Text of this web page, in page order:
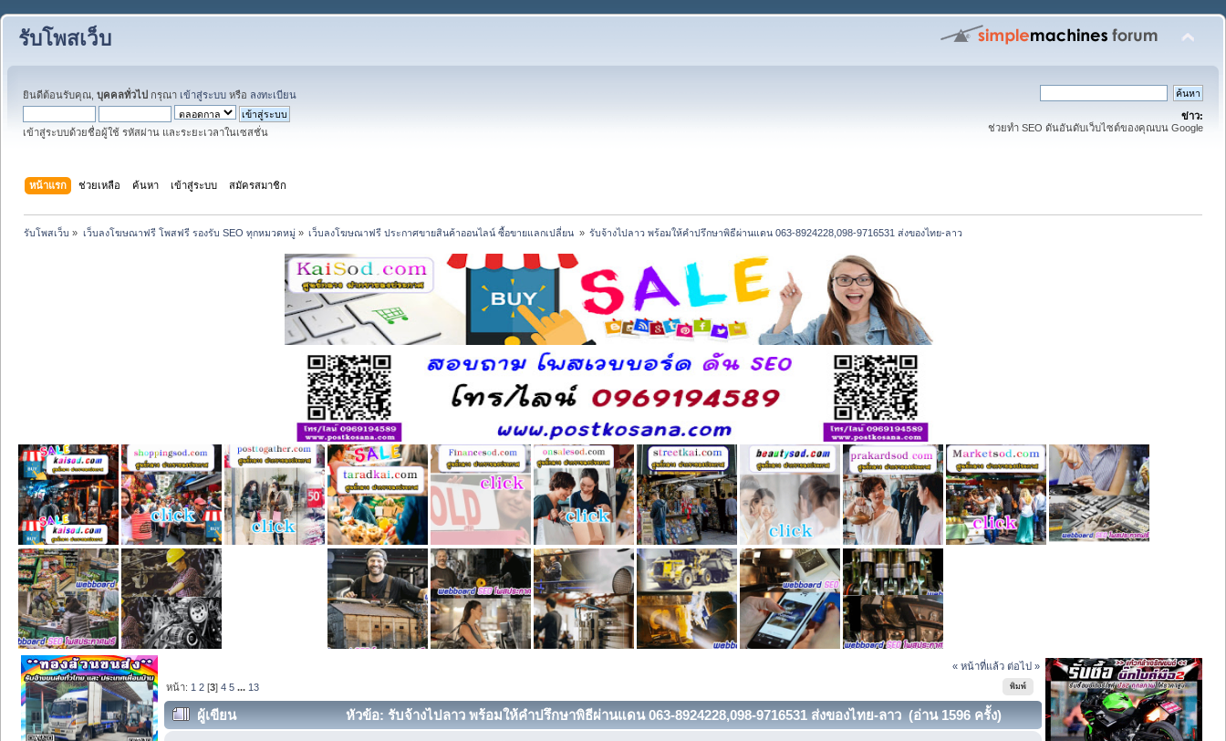
รับโพสเว็บ
ยินดีต้อนรับคุณ, บุคคลทั่วไป กรุณา เข้าสู่ระบบ หรือ ลงทะเบียน
เข้าสู่ระบบด้วยชื่อผู้ใช้ รหัสผ่าน และระยะเวลาในเซสชั่น
ข่าว:
ช่วยทำ SEO ดันอันดับเว็บไซต์ของคุณบน Google
หน้าแรก ช่วยเหลือ ค้นหา เข้าสู่ระบบ สมัครสมาชิก
รับโพสเว็บ » เว็บลงโฆษณาฟรี โพสฟรี รองรับ SEO ทุกหมวดหมู่» เว็บลงโฆษณาฟรี ประกาศขายสินค้าออนไลน์ ซื้อขายแลกเปลี่ยน » รับจ้างไปลาว พร้อมให้คำปรึกษาพิธีผ่านแดน 063-8924228,098-9716531 ส่งของไทย-ลาว
« หน้าที่แล้ว ต่อไป »
พิมพ์
หน้า: 1 2 [3]4 5 ... 13
ผู้เขียน หัวข้อ: รับจ้างไปลาว พร้อมให้คำปรึกษาพิธีผ่านแดน 063-8924228,098-9716531 ส่งของไทย-ลาว (อ่าน 1596 ครั้ง)